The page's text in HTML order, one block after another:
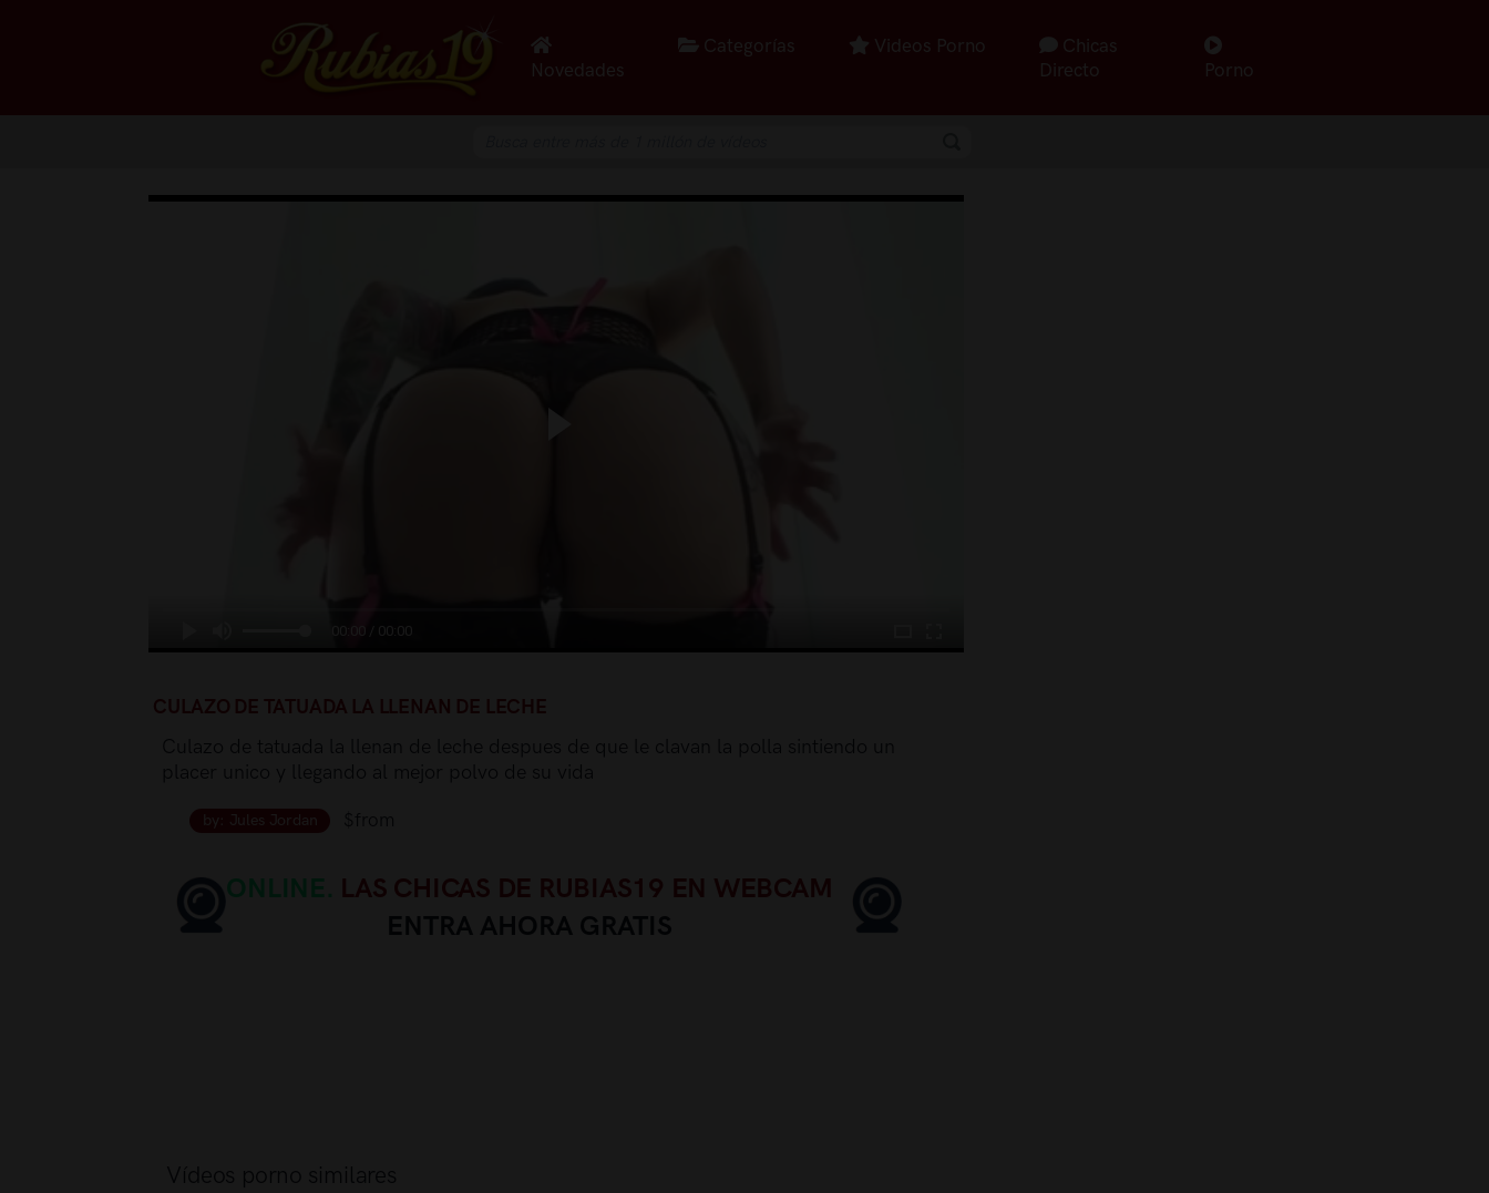
Novedades
Categorías Videos Porno
Chicas
Directo
Porno
CULAZO DE TATUADA LA LLENAN DE LECHE
by: Jules Jordan
ONLINE. LAS CHICAS DE RUBIAS19 EN WEBCAM